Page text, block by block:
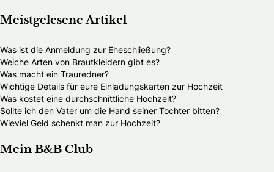
Meistgelesene Artikel
Was ist die Anmeldung zur Eheschließung?
Welche Arten von Brautkleidern gibt es?
Was macht ein Trauredner?
Wichtige Details für eure Einladungskarten zur Hochzeit
Was kostet eine durchschnittliche Hochzeit?
Sollte ich den Vater um die Hand seiner Tochter bitten?
Wieviel Geld schenkt man zur Hochzeit?
Mein B&B Club